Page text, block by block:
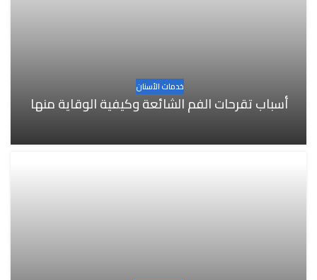
خدمات الأسنان
أسباب تقرحات الفم الشائعة وكيفية الوقاية منها